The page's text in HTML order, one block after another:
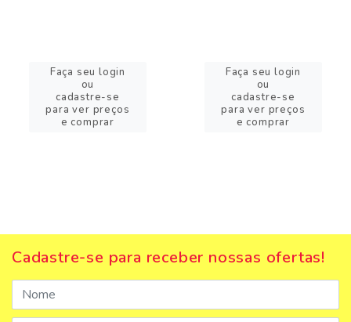
Faça seu login
ou
cadastre-se
para ver preços
e comprar
Faça seu login
ou
cadastre-se
para ver preços
e comprar
Cadastre-se para receber nossas ofertas!